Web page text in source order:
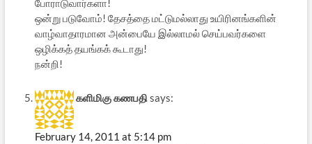
போராடுவார்களா!
ஒன்று படுவோம்! தேசத்தை மட்டுமல்லாது உயிரினங்களின்
வாழ்வாதாரமான அன்பையே இல்லாமல் செய்பவர்களை
ஒழிக்கத் தயங்கக் கூடாது!
நன்றி!
களிமிகு கணபதிsays:
February 14, 2011 at 5:14 pm